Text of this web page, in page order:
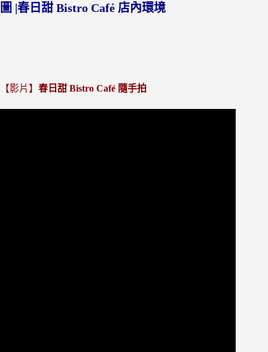
圖 |春日甜 Bistro Café 店內環境
【影片】 春日甜 Bistro Café 隨手拍